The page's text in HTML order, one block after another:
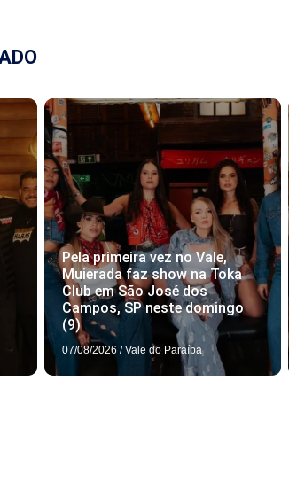
Pela primeira vez no Vale,
Muierada faz show na Toka
Club em São José dos
Campos, SP neste domingo
(9)
07/08/2026 / Vale do Paraíba